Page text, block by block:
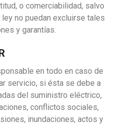
o comerciabilidad, salvo
no puedan excluirse tales
y garantías.
en todo en caso de
servicio, si ésta se debe a
del suministro eléctrico,
conflictos sociales,
inundaciones, actos y